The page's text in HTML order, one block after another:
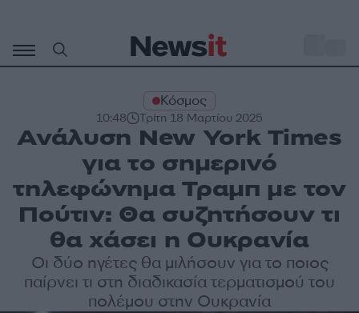
περιεχόμενο
Κόσμος
10:48 Τρίτη 18 Μαρτίου 2025
Ανάλυση New York Times
για το σημερινό
τηλεφώνημα Τραμπ με τον
Πούτιν: Θα συζητήσουν τι
θα χάσει η Ουκρανία
Οι δύο ηγέτες θα μιλήσουν για το ποιος
παίρνει τι στη διαδικασία τερματισμού του
πολέμου στην Ουκρανία